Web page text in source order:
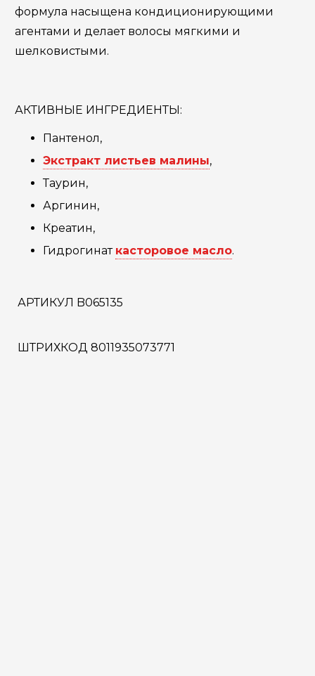
формула насыщена кондиционирующими
агентами и делает волосы мягкими и
шелковистыми.
АКТИВНЫЕ ИНГРЕДИЕНТЫ:
Пантенол,
Экстракт листьев малины,
Таурин,
Аргинин,
Креатин,
Гидрогинат касторовое масло.
АРТИКУЛ B065135
ШТРИХКОД 8011935073771